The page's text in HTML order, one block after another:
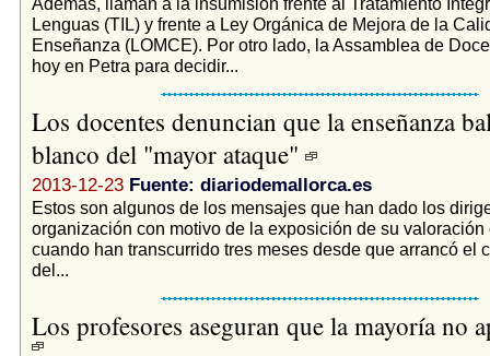
Lenguas (TIL) y frente a Ley Orgánica de Mejora de la
Enseñanza (LOMCE). Por otro lado, la Assamblea de
hoy en Petra para decidir...
Los docentes denuncian que la enseñanza
blanco del "mayor ataque"
2013-12-23 Fuente: diariodemallorca.es
Estos son algunos de los mensajes que han dado los
organización con motivo de la exposición de su valoración
cuando han transcurrido tres meses desde que arrancó el
del...
Los profesores aseguran que la mayoría no